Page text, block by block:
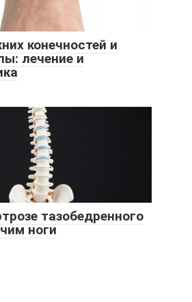
конечностей и
лечение и
тазобедренного
ноги